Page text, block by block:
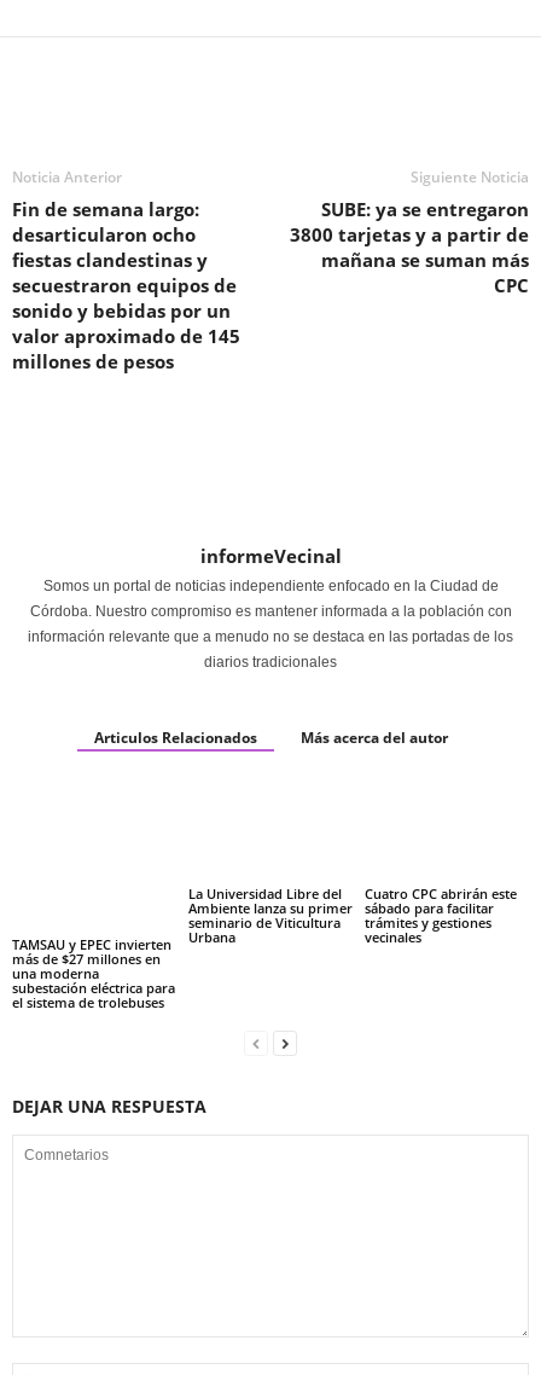
Noticia Anterior
Fin de semana largo:
desarticularon ocho
fiestas clandestinas y
secuestraron equipos de
sonido y bebidas por un
valor aproximado de 145
millones de pesos
Siguiente Noticia
SUBE: ya se entregaron
3800 tarjetas y a partir de
mañana se suman más
CPC
informeVecinal
Somos un portal de noticias independiente enfocado en la Ciudad de
Córdoba. Nuestro compromiso es mantener informada a la población con
información relevante que a menudo no se destaca en las portadas de los
diarios tradicionales
Articulos Relacionados Más acerca del autor
TAMSAU y EPEC invierten
más de $27 millones en
una moderna
subestación eléctrica para
el sistema de trolebuses
La Universidad Libre del
Ambiente lanza su primer
seminario de Viticultura
Urbana
Cuatro CPC abrirán este
sábado para facilitar
trámites y gestiones
vecinales
DEJAR UNA RESPUESTA